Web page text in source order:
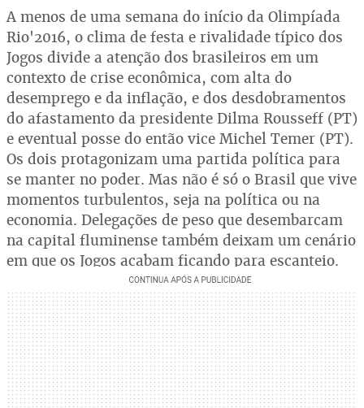
A menos de uma semana do início da Olimpíada
Rio'2016, o clima de festa e rivalidade típico dos
Jogos divide a atenção dos brasileiros em um
contexto de crise econômica, com alta do
desemprego e da inflação, e dos desdobramentos
do afastamento da presidente Dilma Rousseff (PT)
e eventual posse do então vice Michel Temer (PT).
Os dois protagonizam uma partida política para
se manter no poder. Mas não é só o Brasil que vive
momentos turbulentos, seja na política ou na
economia. Delegações de peso que desembarcam
na capital fluminense também deixam um cenário
em que os Jogos acabam ficando para escanteio.